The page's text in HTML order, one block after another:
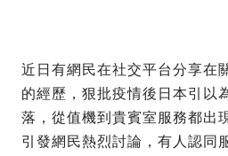
近日有網民在社交平台分享在
的經歷，狠批疫情後日本引以
落，從值機到貴賓室服務都出
引發網民熱烈討論，有人認同